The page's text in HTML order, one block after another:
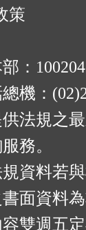
策
：
機：
法規之
務。
資料若
面資料為
雙週五